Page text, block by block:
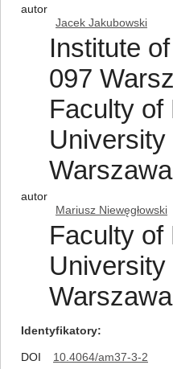
autor
Jacek Jakubowski
Institute
097
Faculty of
University
autor
Mariusz Niewęgłowski
Faculty of
University
Identyfikatory
DOI
10.4064/am37-3-2